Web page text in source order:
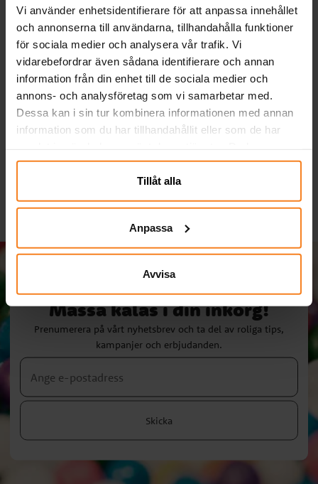
Vi använder enhetsidentifierare för att anpassa innehållet
och annonserna till användarna, tillhandahålla funktioner
för sociala medier och analysera vår trafik. Vi
vidarebefordrar även sådana identifierare och annan
information från din enhet till de sociala medier och
annons- och analysföretag som vi samarbetar med.
Dessa kan i sin tur kombinera informationen med annan
information som du har tillhandahållit eller som de har
närsomhelst ändra ditt samtycke.
Tillåt alla
Anpassa
Avvisa
Serpentiner - Ljuslila
Pris :19,00 kr
19,00 kr
KÖP
Godisskål av plast på
fot 16 cm
Pris:119,00 kr
119,00 kr
KÖP
Massa kalas i din inkorg!
Prenumerera på vårt nyhetsbrev och ta del av roliga tips,
kampanjer och erbjudanden.
Skicka